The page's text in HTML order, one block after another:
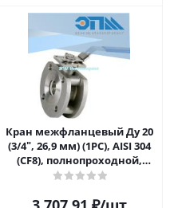
Кран межфланцевый Ду 20
(3/4ʺ, 26,9 мм) (1PC), AISI 304
(CF8), полнопроходной,
шаровой, односоставной с
ASMEB16.34, ISO5211